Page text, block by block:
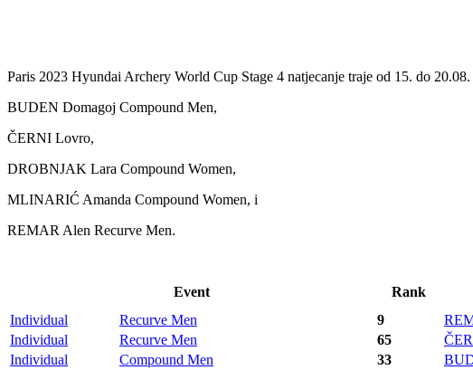
Paris 2023 Hyundai Archery World Cup Stage 4 natjecanje traje od 15. do
BUDEN Domagoj Compound Men,
ČERNI Lovro,
DROBNJAK Lara Compound Women,
MLINARIĆ Amanda Compound Women, i
REMAR Alen Recurve Men.
Event
Rank
Individual
Recurve Men 9
Individual
Recurve Men 65
Individual
Compound Men 33